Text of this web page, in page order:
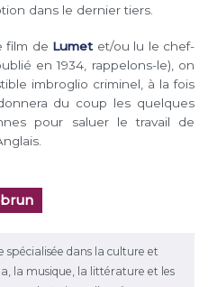
dans le dernier tiers.
film de Lumet et/ou lu le chef-
en 1934, rappelons-le), on
imbroglio criminel, à la fois
du coup les quelques
pour saluer le travail de
spécialisée dans la culture et
la musique, la littérature et les